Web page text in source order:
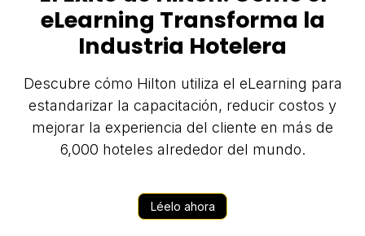
eLearning Transforma la
Industria Hotelera
Descubre cómo Hilton utiliza el eLearning para
estandarizar la capacitación, reducir costos y
mejorar la experiencia del cliente en más de
6,000 hoteles alrededor del mundo.
Léelo ahora